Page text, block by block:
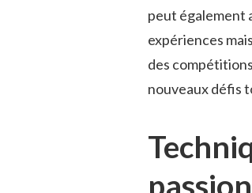
peut également
expériences
des
nouveaux défis